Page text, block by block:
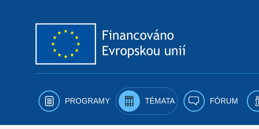
PROGRAMY TÉMATA FÓRUM